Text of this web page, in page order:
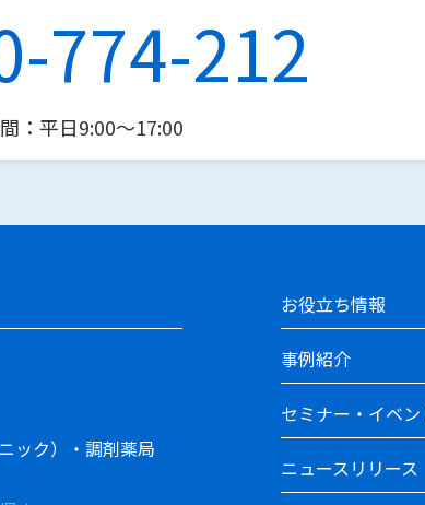
774-212
：平日9:00〜17:00
ック）・調剤薬局
お役立ち情報
事例紹介
セミナー・イベン
ニュースリリース